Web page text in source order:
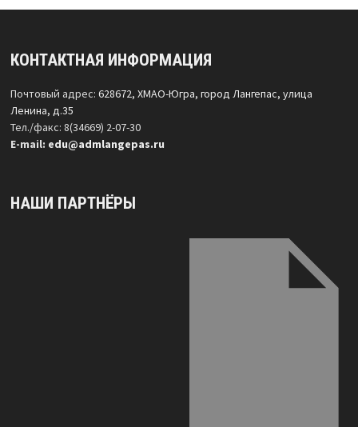
КОНТАКТНАЯ ИНФОРМАЦИЯ
Почтовый адрес: 628672, ХМАО-Югра, город Лангепас, улица
Ленина, д.35
Тел./факс: 8(34669) 2-07-30
Е-mail: edu@admlangepas.ru
НАШИ ПАРТНЁРЫ